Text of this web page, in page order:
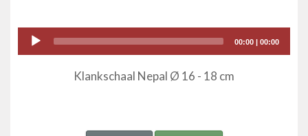
Player
00:00 | 00:00
Klankschaal Nepal Ø 16 - 18 cm